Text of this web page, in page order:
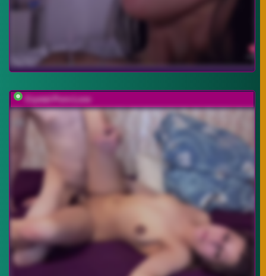
Crystal-Porn-Love